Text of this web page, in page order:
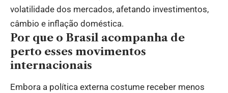
volatilidade dos mercados, afetando investimentos,
câmbio e inflação doméstica.
Por que o Brasil acompanha de
perto esses movimentos
internacionais
Embora a política externa costume receber menos